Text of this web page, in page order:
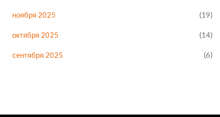
ноября 2025 (19)
октября 2025 (14)
сентября 2025 (6)